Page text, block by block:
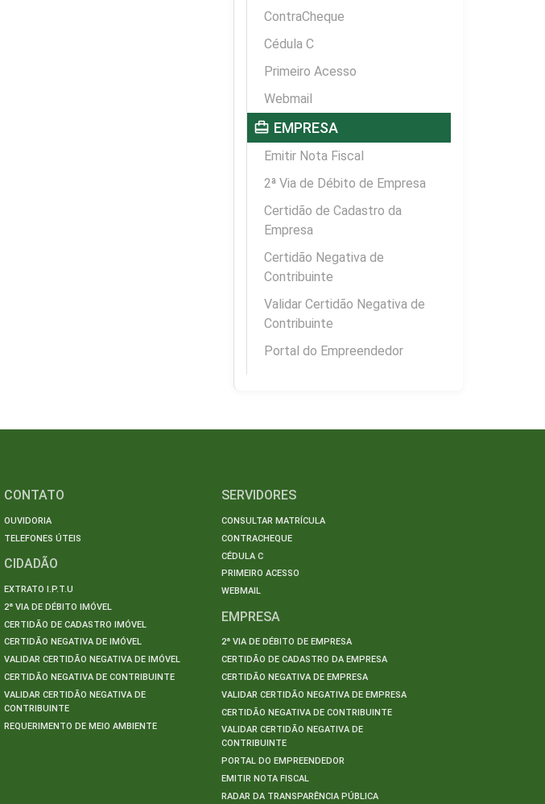
ContraCheque
Cédula C
Primeiro Acesso
Webmail
card_travel EMPRESA
Emitir Nota Fiscal
2ª Via de Débito de Empresa
Certidão de Cadastro da
Empresa
Certidão Negativa de
Contribuinte
Validar Certidão Negativa de
Contribuinte
Portal do Empreendedor
CONTATO
OUVIDORIA
TELEFONES ÚTEIS
CIDADÃO
EXTRATO I.P.T.U
2ª VIA DE DÉBITO IMÓVEL
CERTIDÃO DE CADASTRO IMÓVEL
CERTIDÃO NEGATIVA DE IMÓVEL
VALIDAR CERTIDÃO NEGATIVA DE IMÓVEL
CERTIDÃO NEGATIVA DE CONTRIBUINTE
VALIDAR CERTIDÃO NEGATIVA DE
CONTRIBUINTE
REQUERIMENTO DE MEIO AMBIENTE
SERVIDORES
CONSULTAR MATRÍCULA
CONTRACHEQUE
CÉDULA C
PRIMEIRO ACESSO
WEBMAIL
EMPRESA
2ª VIA DE DÉBITO DE EMPRESA
CERTIDÃO DE CADASTRO DA EMPRESA
CERTIDÃO NEGATIVA DE EMPRESA
VALIDAR CERTIDÃO NEGATIVA DE EMPRESA
CERTIDÃO NEGATIVA DE CONTRIBUINTE
VALIDAR CERTIDÃO NEGATIVA DE
CONTRIBUINTE
PORTAL DO EMPREENDEDOR
EMITIR NOTA FISCAL
RADAR DA TRANSPARÊNCIA PÚBLICA